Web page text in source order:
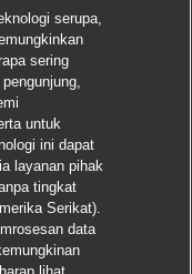
serupa,
sering
untuk
ini dapat
layanan pihak
tingkat
Serikat).
data